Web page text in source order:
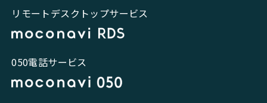
リモートデスクトップサービス
050電話サービス